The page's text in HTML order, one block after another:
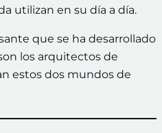
utilizan en su día a día.
que se ha desarrollado
los arquitectos de
estos dos mundos de